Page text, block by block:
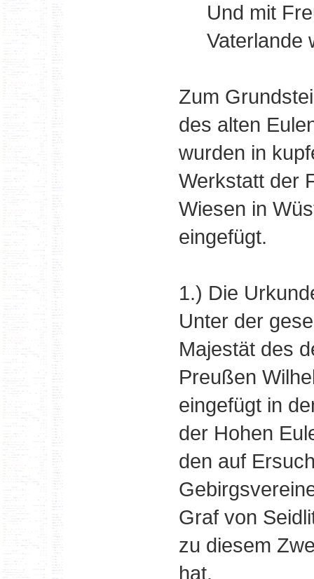
Und mit
Vaterlande
Zum
des alten
wurden in
Werkstatt der
Wiesen in
eingefügt.
1.) Die
Unter der
Majestät des
Preußen
eingefügt in
der Hohen
den auf
Graf von
zu diesem
hat.